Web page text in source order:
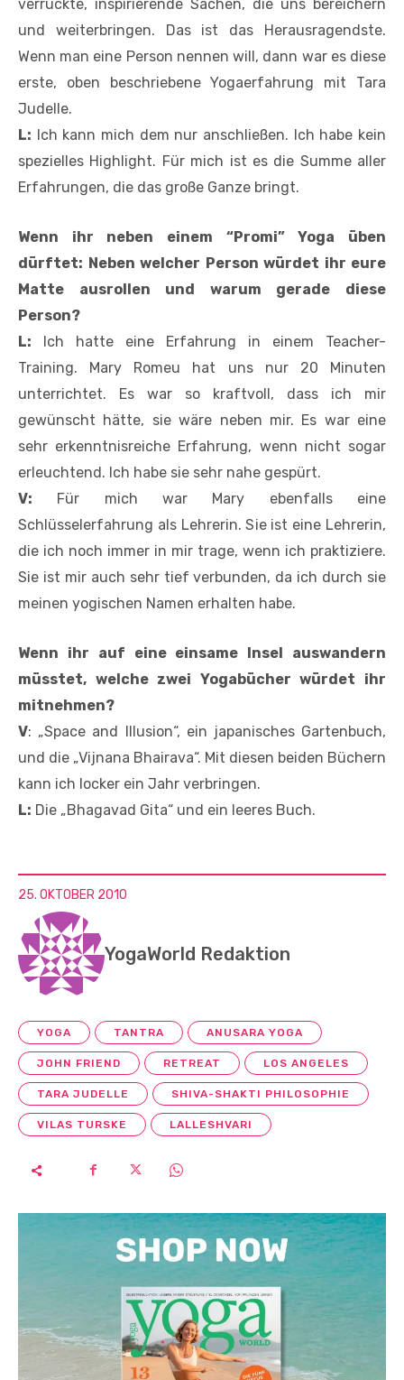
verrückte, inspirierende Sachen, die uns bereichern
und weiterbringen. Das ist das Herausragendste.
Wenn man eine Person nennen will, dann war es diese
erste, oben beschriebene Yogaerfahrung mit Tara
Judelle.
L: Ich kann mich dem nur anschließen. Ich habe kein
spezielles Highlight. Für mich ist es die Summe aller
Erfahrungen, die das große Ganze bringt.
Wenn ihr neben einem “Promi” Yoga üben
dürftet: Neben welcher Person würdet ihr eure
Matte ausrollen und warum gerade diese
Person?
L: Ich hatte eine Erfahrung in einem Teacher-
Training. Mary Romeu hat uns nur 20 Minuten
unterrichtet. Es war so kraftvoll, dass ich mir
gewünscht hätte, sie wäre neben mir. Es war eine
sehr erkenntnisreiche Erfahrung, wenn nicht sogar
erleuchtend. Ich habe sie sehr nahe gespürt.
V: Für mich war Mary ebenfalls eine
Schlüsselerfahrung als Lehrerin. Sie ist eine Lehrerin,
die ich noch immer in mir trage, wenn ich praktiziere.
Sie ist mir auch sehr tief verbunden, da ich durch sie
meinen yogischen Namen erhalten habe.
Wenn ihr auf eine einsame Insel auswandern
müsstet, welche zwei Yogabücher würdet ihr
mitnehmen?
V: „Space and Illusion“, ein japanisches Gartenbuch,
und die „Vijnana Bhairava“. Mit diesen beiden Büchern
kann ich locker ein Jahr verbringen.
L: Die „Bhagavad Gita“ und ein leeres Buch.
25. OKTOBER 2010
YogaWorld Redaktion
YOGA TANTRA ANUSARA YOGA
JOHN FRIEND RETREAT LOS ANGELES
TARA JUDELLE SHIVA-SHAKTI PHILOSOPHIE
VILAS TURSKE LALLESHVARI